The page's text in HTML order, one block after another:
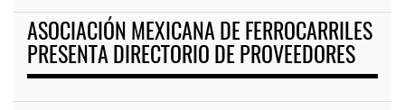
ASOCIACIÓN MEXICANA DE FERROCARRILES
PRESENTA DIRECTORIO DE PROVEEDORES